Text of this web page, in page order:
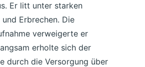
Er litt unter starken
Erbrechen. Die
verweigerte er
erholte sich der
durch die Versorgung über